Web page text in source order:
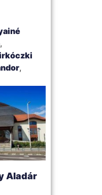
,
,
Aladár